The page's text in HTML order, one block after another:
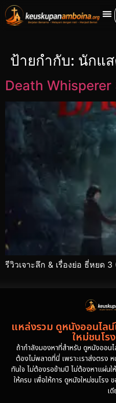
ป้ายกำกับ: นักแ
Death
รีวิวเจาะลึก & เรื่องย่อ ธี่หยด
แหล่งรวม ดูหนังออนไล
ใหม่ชนโร
ถ้ากำลังมองหาที่สำหรับ ดูหนังออน
ต้องไม่พลาดที่นี่ เพราะเราส่งตรง
ทันใจ ไม่ต้องรอข้ามปี ไม่ต้องหาแผ่นใ
ให้ครบ เพื่อให้การ ดูหนังใหม่ชนโรง
เ